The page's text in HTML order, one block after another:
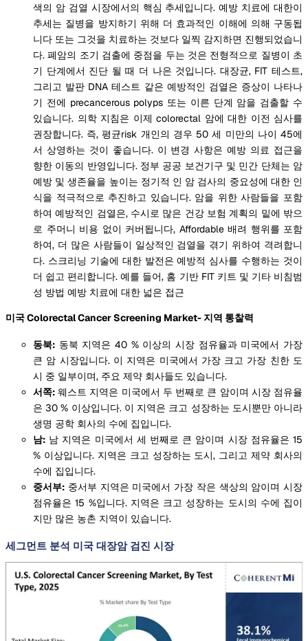
색의 암 검열 시장에서의 핵심 추세입니다. 예방 치료에 대한이
추세는 질병을 방지하기 위해 더 효과적인 이해에 의해 구동됩
니다 또는 그것을 치료하는 것보다 일찍 감지하면 진행되었습니
다. 폐암의 조기 검출에 중점을 두는 것은 전형적으로 질병이 초
기 단계에서 진단 될 때 더 나은 것입니다. 대장균, FIT 테스트,
그리고 발판 DNA 테스트 같은 예방적인 검열은 증상이 나타나
기 전에 precancerous polyps 또는 이른 단계 암을 검출할 수
있습니다. 의학 지침은 이제 colorectal 암에 대한 이전 심사를
권장합니다. 즉, 평균risk 개인의 경우 50 세 미만의 나이 45에
서 상영하는 것이 좋습니다. 이 변경 사항은 예방 의료 접근을
향한 이동의 반영입니다. 정부 공공 보건기구 및 민간 단체는 암
예방 및 생존율을 높이는 정기적 인 암 검사의 중요성에 대한 인
식을 적극적으로 추진하고 있습니다. 암을 위한 사람들을 포함
하여 예방적인 검열은, 수시로 많은 건강 보험 계획의 밑에 밖으
로 주머니 비용 없이 커버됩니다, Affordable 배려 행위를 포함
하여, 더 많은 사람들이 일상적인 검열을 겪기 위하여 격려합니
다. 스크리닝 기술에 대한 발전은 예방적 심사를 수행하는 것이
더 쉽고 편리합니다. 예를 들어, 홈 기반 FIT 키트 및 기타 비침범
성 방법 예방 치료에 대한 넓은 접근
미국 Colorectal Cancer Screening Market- 지역 통찰력
동북: 동북 지역은 40 % 이상의 시장 점유율과 미국에서 가장
큰 암 시장입니다. 이 지역은 미국에서 가장 크고 가장 친한 도
시 중 일부이며, 주요 제약 회사들도 있습니다.
서쪽: 웨스트 지역은 미국에서 두 번째로 큰 암이며 시장 점유율
은 30 % 이상입니다. 이 지역은 크고 성장하는 도시뿐만 아니라
생명 공학 회사의 수에 집입니다.
남: 남 지역은 미국에서 세 번째로 큰 암이며 시장 점유율은 15
% 이상입니다. 지역은 크고 성장하는 도시, 그리고 제약 회사의
수에 집입니다.
중서부: 중서부 지역은 미국에서 가장 작은 색상의 암이며 시장
점유율은 15 %입니다. 지역은 크고 성장하는 도시의 수에 집이
지만 많은 농촌 지역이 있습니다.
세그먼트 분석 미국 대장암 검진 시장